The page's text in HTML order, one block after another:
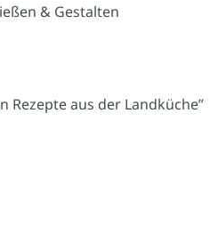
& Gestalten
Rezepte aus der Landküche”